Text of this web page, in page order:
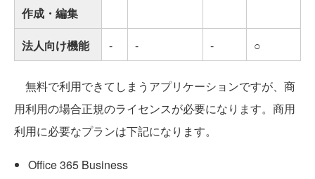
作成・編集
法人向け機能 - - - ○
無料で利用できてしまうアプリケーションですが、商
用利用の場合正規のライセンスが必要になります。商用
利用に必要なプランは下記になります。
Office 365 Business